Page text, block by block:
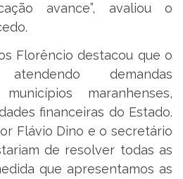
avance”, avaliou o
Florêncio destacou que o
demandas
maranhenses,
financeiras do Estado.
Flávio Dino e o secretário
de resolver todas as
que apresentamos as